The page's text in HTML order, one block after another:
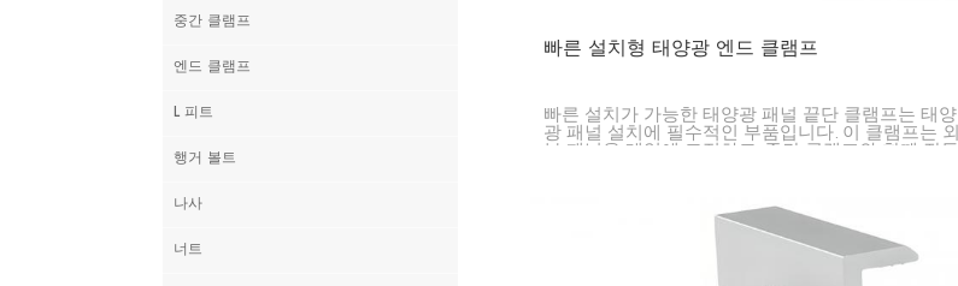
중간 클램프
엔드 클램프
L 피트
행거 볼트
나사
너트
빠른 설치형 태양광 엔드 클램프
빠른 설치가 가능한 태양광 패널 끝단 클램프는 태양
광 패널 설치에 필수적인 부품입니다. 이 클램프는 외